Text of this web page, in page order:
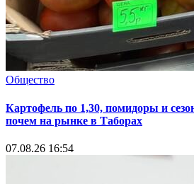
Общество
Картофель по 1,30, помидоры и
почем на рынке в Таборах
07.08.26 16:54